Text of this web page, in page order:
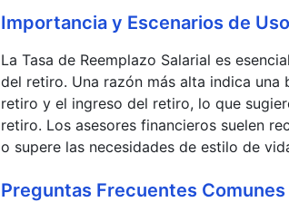
Importancia y Escenarios de Uso
La Tasa de Reemplazo Salarial es
del retiro. Una razón más alta indica
retiro y el ingreso del retiro, lo que
retiro. Los asesores financieros suelen
o supere las necesidades de estilo de
Preguntas Frecuentes Comunes